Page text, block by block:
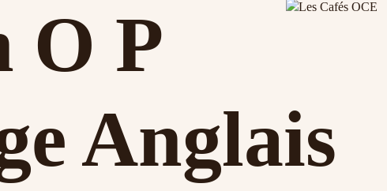
O P
Anglais